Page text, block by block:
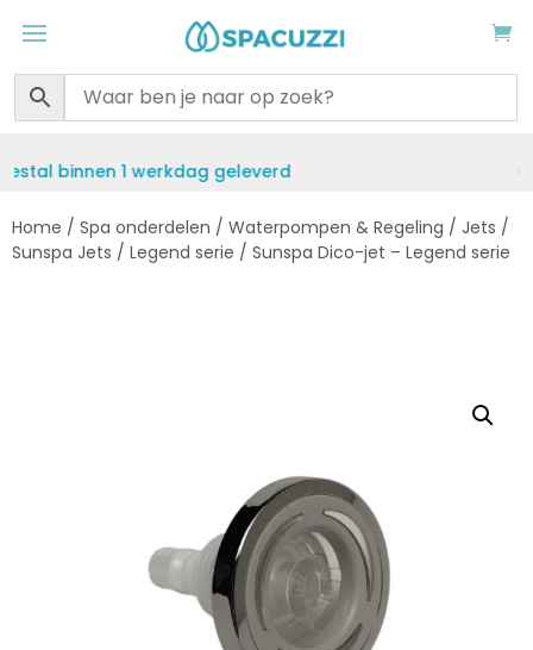
Gratis verzending vanaf €50
Home / Spa onderdelen / Waterpompen & Regeling / Jets /
Sunspa Jets / Legend serie / Sunspa Dico-jet – Legend serie